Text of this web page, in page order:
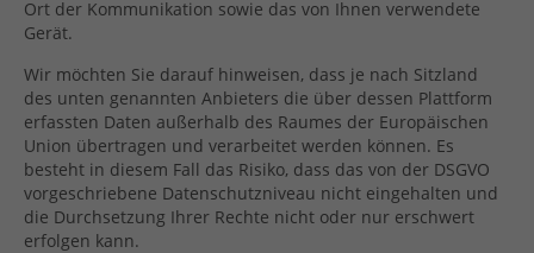
Ort der Kommunikation sowie das von Ihnen verwendete
Gerät.
Wir möchten Sie darauf hinweisen, dass je nach Sitzland
des unten genannten Anbieters die über dessen Plattform
erfassten Daten außerhalb des Raumes der Europäischen
Union übertragen und verarbeitet werden können. Es
besteht in diesem Fall das Risiko, dass das von der DSGVO
vorgeschriebene Datenschutzniveau nicht eingehalten und
die Durchsetzung Ihrer Rechte nicht oder nur erschwert
erfolgen kann.